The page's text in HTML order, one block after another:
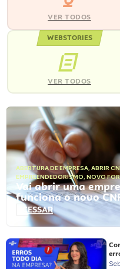
VER TODOS
WEBSTORIES
VER TODOS
ABERTURA DE EMPRESA, ABRIR
EMPREENDEDORISMO, NOVO
Vai abrir uma
funciona o novo
ACESSAR